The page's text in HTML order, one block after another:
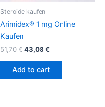
Steroide kaufen
Arimidex® 1 mg Online
Kaufen
51,70€43,08 €
Add to cart